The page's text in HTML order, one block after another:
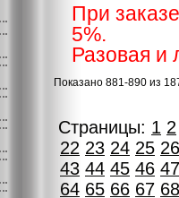
При
5%.
Разовая и
Показано 881-890 из
Страницы: 1 2
22 23 24 25 26
43 44 45 46 47
64 65 66 67 68